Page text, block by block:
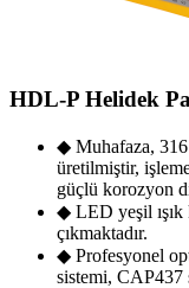
HDL-P Helidek
◆ Muhafaza, 316
üretilmiştir,
güçlü korozyon
◆ LED yeşil ışık
çıkmaktadır.
◆ Profesyonel
sistemi, CAP437